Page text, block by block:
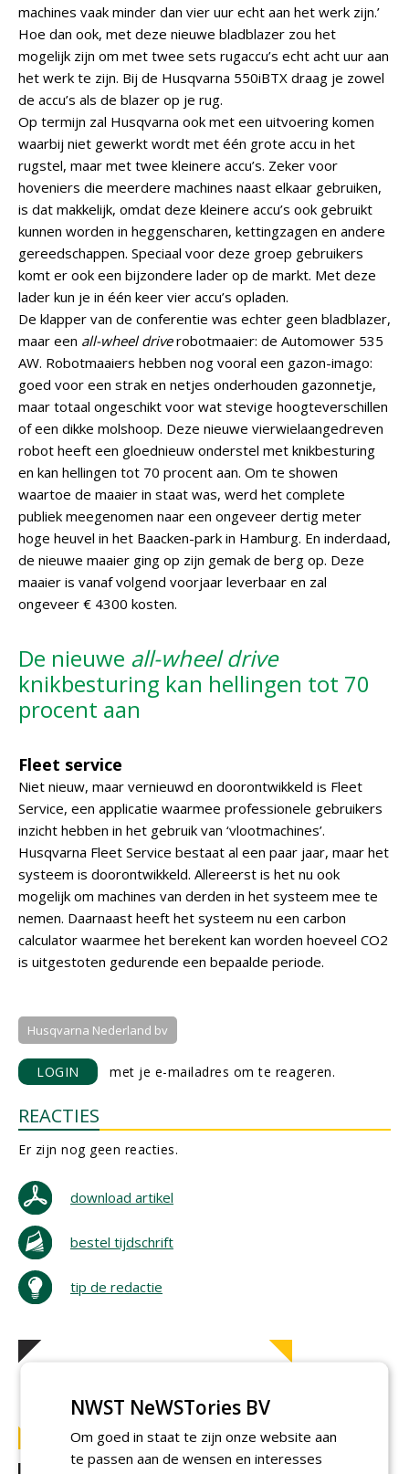
machines vaak minder dan vier uur echt aan het werk zijn.’
Hoe dan ook, met deze nieuwe bladblazer zou het
mogelijk zijn om met twee sets rugaccu’s echt acht uur aan
het werk te zijn. Bij de Husqvarna 550iBTX draag je zowel
de accu’s als de blazer op je rug.
Op termijn zal Husqvarna ook met een uitvoering komen
waarbij niet gewerkt wordt met één grote accu in het
rugstel, maar met twee kleinere accu’s. Zeker voor
hoveniers die meerdere machines naast elkaar gebruiken,
is dat makkelijk, omdat deze kleinere accu’s ook gebruikt
kunnen worden in heggenscharen, kettingzagen en andere
gereedschappen. Speciaal voor deze groep gebruikers
komt er ook een bijzondere lader op de markt. Met deze
lader kun je in één keer vier accu’s opladen.
De klapper van de conferentie was echter geen bladblazer,
maar een all-wheel driverobotmaaier: de Automower 535
AW. Robotmaaiers hebben nog vooral een gazon-imago:
goed voor een strak en netjes onderhouden gazonnetje,
maar totaal ongeschikt voor wat stevige hoogteverschillen
of een dikke molshoop. Deze nieuwe vierwielaangedreven
robot heeft een gloednieuw onderstel met knikbesturing
en kan hellingen tot 70 procent aan. Om te showen
waartoe de maaier in staat was, werd het complete
publiek meegenomen naar een ongeveer dertig meter
hoge heuvel in het Baacken-park in Hamburg. En inderdaad,
de nieuwe maaier ging op zijn gemak de berg op. Deze
maaier is vanaf volgend voorjaar leverbaar en zal
ongeveer € 4300 kosten.
De nieuwe all-wheel drive
knikbesturing kan hellingen tot 70
procent aan
Fleet service
Niet nieuw, maar vernieuwd en doorontwikkeld is Fleet
Service, een applicatie waarmee professionele gebruikers
inzicht hebben in het gebruik van ‘vlootmachines’.
Husqvarna Fleet Service bestaat al een paar jaar, maar het
systeem is doorontwikkeld. Allereerst is het nu ook
mogelijk om machines van derden in het systeem mee te
nemen. Daarnaast heeft het systeem nu een carbon
calculator waarmee het berekent kan worden hoeveel CO2
is uitgestoten gedurende een bepaalde periode.
Husqvarna Nederland bv
LOGIN met je e-mailadres om te reageren.
REACTIES
Er zijn nog geen reacties.
download artikel
bestel tijdschrift
tip de redactie
NWST NeWSTories BV
Om goed in staat te zijn onze website aan
te passen aan de wensen en interesses